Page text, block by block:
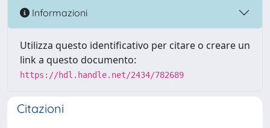
Informazioni
Utilizza questo identificativo per citare o creare un
link a questo documento:
https://hdl.handle.net/2434/782689
Citazioni